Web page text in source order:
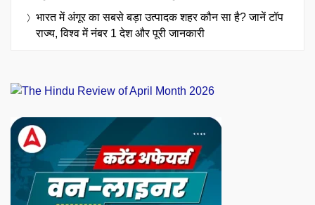
भारत में अंगूर का सबसे बड़ा उत्पादक शहर कौन सा है? जानें टॉप
राज्य, विश्व में नंबर 1 देश और पूरी जानकारी